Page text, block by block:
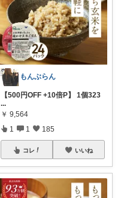
もんぶらん
【500円OFF +10倍P】 1個323
...
￥ 9,564
1 1 185
コレ いいね